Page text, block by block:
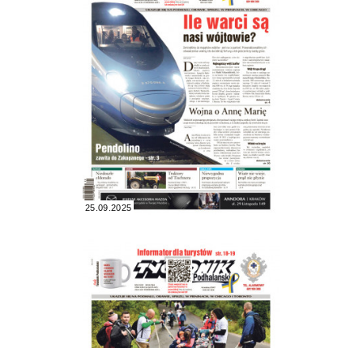
25.09.2025